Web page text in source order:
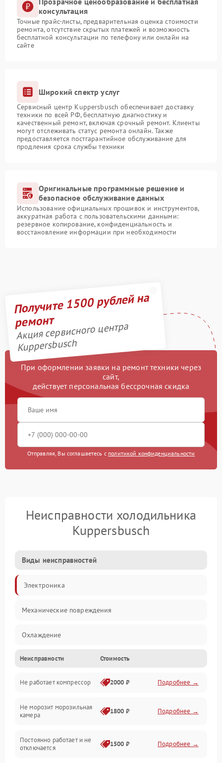
консультация
Точные прайс-листы, предварительная оценка стоимости
ремонта, отсутствие скрытых платежей и возможность
бесплатной консультации по телефону или онлайн на
сайте
Широкий спектр услуг
Сервисный центр Kuppersbusch обеспечивает доставку
техники по всей РФ, бесплатную диагностику и
качественный ремонт, включая срочный ремонт. Клиенты
могут отслеживать статус ремонта онлайн. Также
предоставляется постгарантийное обслуживание для
продления срока службы техники
Оригинальные программные решение и
безопасное обслуживание данных
Использование официальных прошивок и инструментов,
аккуратная работа с пользовательскими данными:
резервное копирование, конфиденциальность и
восстановление информации при необходимости
Получите 1500 рублей на
ремонт
Акция сервисного центра
Kuppersbusch
При оформлении заявки на ремонт техники через
сайт,
действует персональная бессрочная скидка
Отправляя, Вы соглашаетесь с политикой конфиденциальности
Неисправности холодильника
Kuppersbusch
Виды неисправностей
Электроника
Механические повреждения
Охлаждение
Механика
Электропитание
Дренаж
Неисправности Стоимость
Не работает компрессор 2000 ₽ Подробнее →
Не морозит морозильная
камера
1800 ₽ Подробнее →
Постоянно работает и не
отключается
1500 ₽ Подробнее →